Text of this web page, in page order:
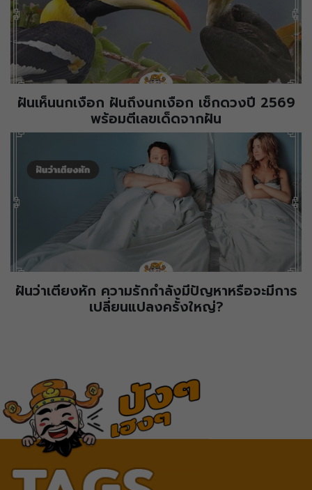
ฝันเห็นนกเงือก ฝันถึงนกเงือก เช็กดวงปี 2569
พร้อมตีเลขเด็ดจากฝัน
ฝันว่าเตียงหัก ความรักกำลังมีปัญหาหรือจะมีการ
เปลี่ยนแปลงครั้งใหญ่?